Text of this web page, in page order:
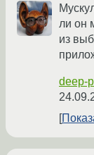
ли он
из
deep-